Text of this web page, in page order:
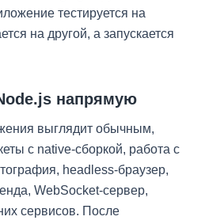
тестируется на
на другой, а запускается
напрямую
выглядит обычным,
с native-сборкой, работа с
headless-браузер,
WebSocket-сервер,
сервисов. После